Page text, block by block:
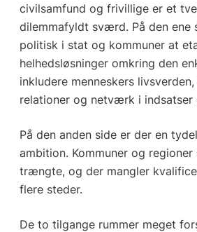
civilsamfund og frivillige er et
dilemmafyldt sværd. På den ene
politisk i stat og kommuner at
helhedsløsninger omkring den
inkludere menneskers
relationer og netværk i indsatser
På den anden side er der en
ambition. Kommuner og
trængte, og der mangler
flere steder.
De to tilgange rummer meget